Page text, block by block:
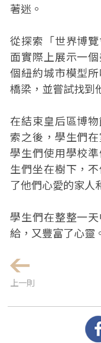
著迷。
從探索「世界博
面實際上展示一
個紐約城市模型
橋梁，並嘗試找到
在結束皇后區博
索之後，學生們
學生們使用學校
生們坐在樹下，
了他們心愛的家人
學生們在整整一
給，又豐富了心靈
上一則